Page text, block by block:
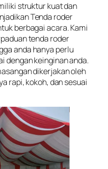
struktur kuat dan
Tenda roder
berbagai acara. Kami
tenda roder
anda hanya perlu
dengan keinginan anda.
dikerjakan oleh
rapi, kokoh, dan sesuai